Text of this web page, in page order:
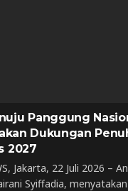
Panggung
Dukungan
2027
Jakarta, 22 Juli 2026 –
Syiffadia,